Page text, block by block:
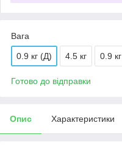
Вага
0.9 кг (Д) 4.5 кг 0.9 кг
Готово до відправки
Опис Характеристики